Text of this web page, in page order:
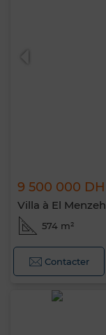
9 500 000 DH
Villa à El Menzeh
574 m²
Contacter